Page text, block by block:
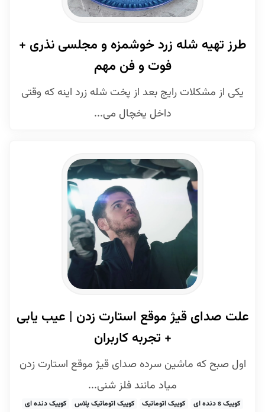
طرز تهیه شله زرد خوشمزه و مجلسی نذری +
فوت و فن مهم
یکی از مشکلات رایج بعد از پخت شله زرد اینه که وقتی
داخل یخچال می‌...
علت صدای قیژ موقع استارت زدن | عیب یابی
+ تجربه کاربران
اول صبح که ماشین سرده صدای قیژ موقع استارت زدن
میاد مانند فلز شنی...
کوییک s دنده ای کوییک اتوماتیک کوییک اتوماتیک پلاس کوییک دنده ای